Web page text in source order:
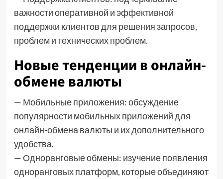
важности оперативной и эффективной
поддержки клиентов для решения запросов,
проблем и технических проблем.
Новые тенденции в онлайн-
обмене валюты
— Мобильные приложения: обсуждение
популярности мобильных приложений для
онлайн-обмена валюты и их дополнительного
удобства.
— Одноранговые обмены: изучение появления
одноранговых платформ, которые объединяют